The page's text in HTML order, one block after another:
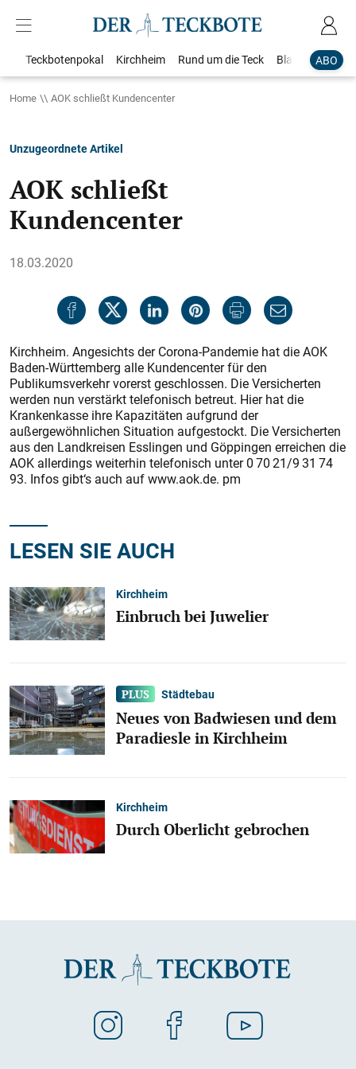
ABO
Teckbotenpokal Kirchheim Rund um die Teck Blaulicht
Home AOK schließt Kundencenter
Unzugeordnete Artikel
AOK schließt
Kundencenter
18.03.2020
Kirchheim. Angesichts der Corona-Pandemie hat die AOK
Baden-Württemberg alle Kundencenter für den
Publikumsverkehr vorerst geschlossen. Die Versicherten
werden nun verstärkt telefonisch betreut. Hier hat die
Krankenkasse ihre Kapazitäten aufgrund der
außergewöhnlichen Situation aufgestockt. Die Versicherten
aus den Landkreisen Esslingen und Göppingen erreichen die
AOK allerdings weiterhin telefonisch unter 0 70 21/9 31 74
93. Infos gibt‘s auch auf www.aok.de. pm
LESEN SIE AUCH
Kirchheim
Einbruch bei Juwelier
Städtebau
Neues von Badwiesen und dem
Paradiesle in Kirchheim
Kirchheim
Durch Oberlicht gebrochen